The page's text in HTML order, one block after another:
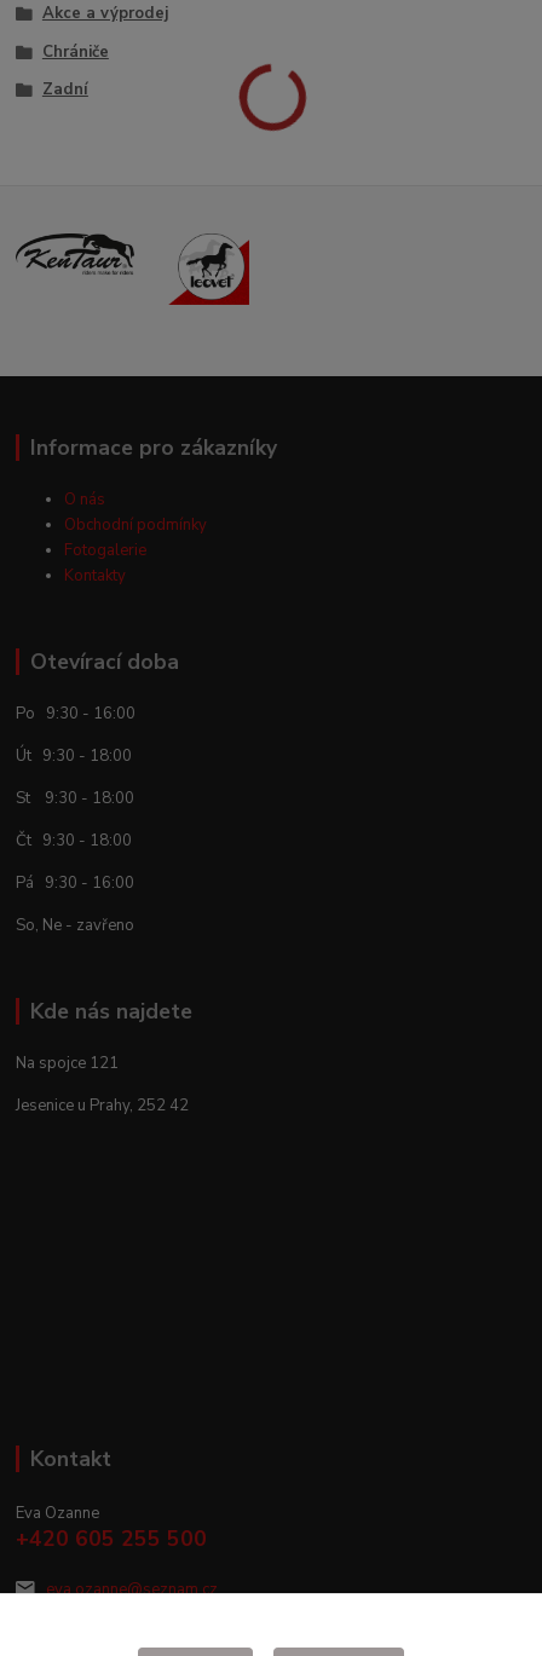
Akce a výprodej
Chrániče
Zadní
Informace pro zákazníky
O nás
Obchodní podmínky
Fotogalerie
Kontakty
Otevírací doba
Po 9:30 - 16:00
Út 9:30 - 18:00
St 9:30 - 18:00
Čt 9:30 - 18:00
Pá 9:30 - 16:00
So, Ne - zavřeno
Kde nás najdete
Na spojce 121
Jesenice u Prahy, 252 42
Kontakt
Eva Ozanne
+420 605 255 500
eva.ozanne@seznam.cz